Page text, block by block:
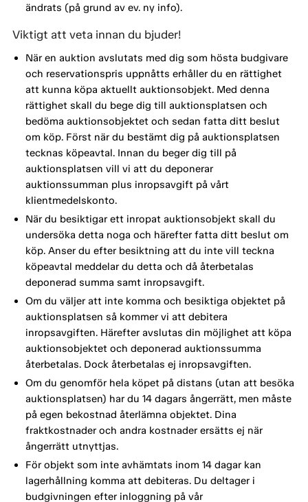
ändrats (på grund av ev. ny info).
Viktigt att veta innan du bjuder!
När en auktion avslutats med dig som hösta budgivare
och reservationspris uppnåtts erhåller du en rättighet
att kunna köpa aktuellt auktionsobjekt. Med denna
rättighet skall du bege dig till auktionsplatsen och
bedöma auktionsobjektet och sedan fatta ditt beslut
om köp. Först när du bestämt dig på auktionsplatsen
tecknas köpeavtal. Innan du beger dig till på
auktionsplatsen vill vi att du deponerar
auktionssumman plus inropsavgift på vårt
klientmedelskonto.
När du besiktigar ett inropat auktionsobjekt skall du
undersöka detta noga och härefter fatta ditt beslut om
köp. Anser du efter besiktning att du inte vill teckna
köpeavtal meddelar du detta och då återbetalas
deponerad summa samt inropsavgift.
Om du väljer att inte komma och besiktiga objektet på
auktionsplatsen så kommer vi att debitera
inropsavgiften. Härefter avslutas din möjlighet att köpa
auktionsobjektet och deponerad auktionssumma
återbetalas. Dock återbetalas ej inropsavgiften.
Om du genomför hela köpet på distans (utan att besöka
auktionsplatsen) har du 14 dagars ångerrätt, men måste
på egen bekostnad återlämna objektet. Dina
fraktkostnader och andra kostnader ersätts ej när
ångerrätt utnyttjas.
För objekt som inte avhämtats inom 14 dagar kan
lagerhållning komma att debiteras. Du deltager i
budgivningen efter inloggning på vår